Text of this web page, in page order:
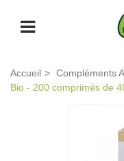
Accueil > Compléments
Bio - 200 comprimés de